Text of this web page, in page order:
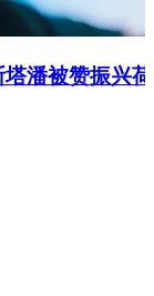
潘被赞振兴